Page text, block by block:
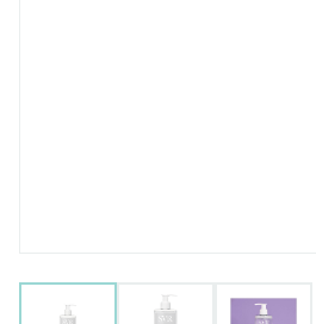
View larger imageView larger image
View